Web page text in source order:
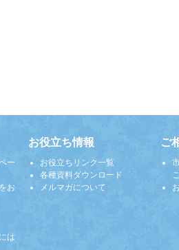
ー
お
は
お役立ち情報
お役立ちリンク一覧
各種資料ダウンロード
メルマガについて
ご